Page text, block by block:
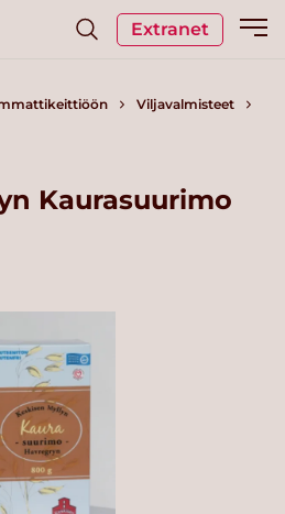
Extranet
Viljavalmisteet
Kaurasuurimo